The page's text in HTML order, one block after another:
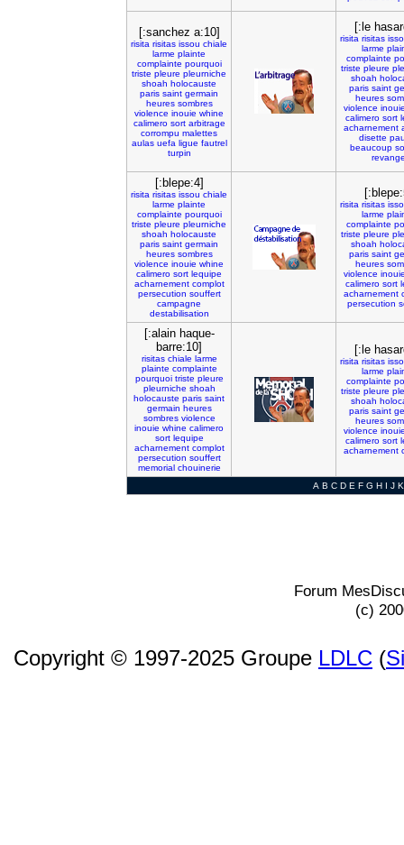
[:sanchez a:10]
risita risitas issou chiale
larme plainte
complainte pourquoi
triste pleure pleurniche
shoah holocauste
paris saint germain
heures sombres
violence inouie whine
calimero sort arbitrage
corrompu malettes
aulas uefa ligue fautrel
turpin
[:le
risita risitas
larme
complainte
triste pleure
shoah
paris saint
heures
violence
calimero sort
acharnement
disette
beaucoup
[:blepe:4]
risita risitas issou chiale
larme plainte
complainte pourquoi
triste pleure pleurniche
shoah holocauste
paris saint germain
heures sombres
violence inouie whine
calimero sort lequipe
acharnement complot
persecution souffert
campagne
destabilisation
risita risitas
larme
complainte
triste pleure
shoah
paris saint
heures
violence
calimero sort
acharnement
persecution
[:alain haque-
barre:10]
risitas chiale larme
plainte complainte
pourquoi triste pleure
pleurniche shoah
holocauste paris saint
germain heures
sombres violence
inouie whine calimero
sort lequipe
acharnement complot
persecution souffert
memorial chouinerie
[:le
risita risitas
larme
complainte
triste pleure
shoah
paris saint
heures
violence
calimero sort
acharnement
A B C D E F G H I J K
Forum
(c)
Copyright © 1997-2025 Groupe LDLC (